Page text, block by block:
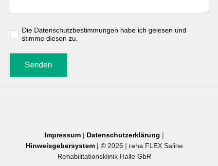
Die Datenschutzbestimmungen habe ich gelesen und
stimme diesen zu.
Impressum | Datenschutzerklärung |
Hinweisgebersystem| © 2026 | reha FLEX Saline
Rehabilitationsklinik Halle GbR